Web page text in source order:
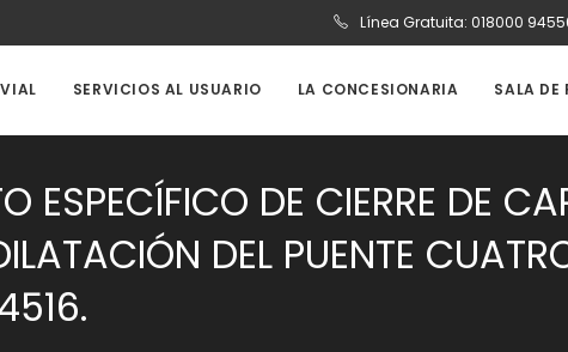
Línea Gratuita: 018000
SERVICIOS AL USUARIO LA CONCESIONARIA SALA DE
ESPECÍFICO DE CIERRE DE
DEL PUENTE